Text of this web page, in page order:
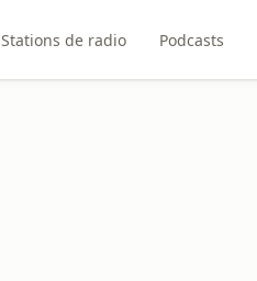
Stations de radio Podcasts